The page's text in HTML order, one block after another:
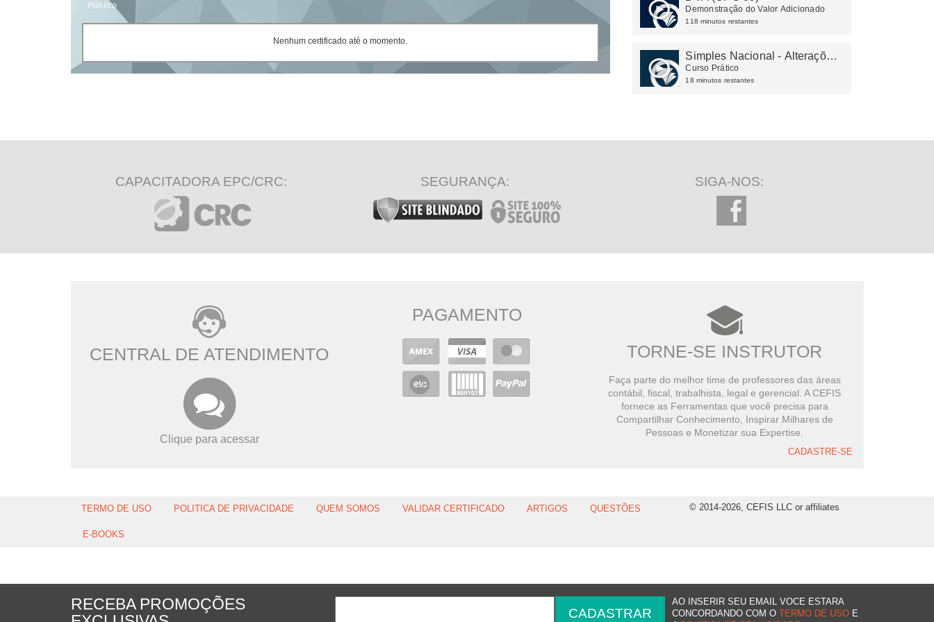
Público
Nenhum certificado até o momento.
Demonstração do Valor Adicionado
118 minutos restantes
Simples Nacional - Alterações
em 2025
Curso Prático
18 minutos restantes
CAPACITADORA EPC/CRC: SEGURANÇA: SIGA-NOS:
CENTRAL DE ATENDIMENTO
Clique para acessar
PAGAMENTO
TORNE-SE INSTRUTOR
Faça parte do melhor time de professores das áreas
contábil, fiscal, trabalhista, legal e gerencial. A CEFIS
fornece as Ferramentas que você precisa para
Compartilhar Conhecimento, Inspirar Milhares de
Pessoas e Monetizar sua Expertise.
CADASTRE-SE
TERMO DE USO POLITICA DE PRIVACIDADE QUEM SOMOS VALIDAR CERTIFICADO ARTIGOS QUESTÕES
E-BOOKS
© 2014-2026, CEFIS LLC or affiliates
RECEBA PROMOÇÕES
AO INSERIR SEU EMAIL VOCE ESTARA
CONCORDANDO COM O
TERMO DE USO E